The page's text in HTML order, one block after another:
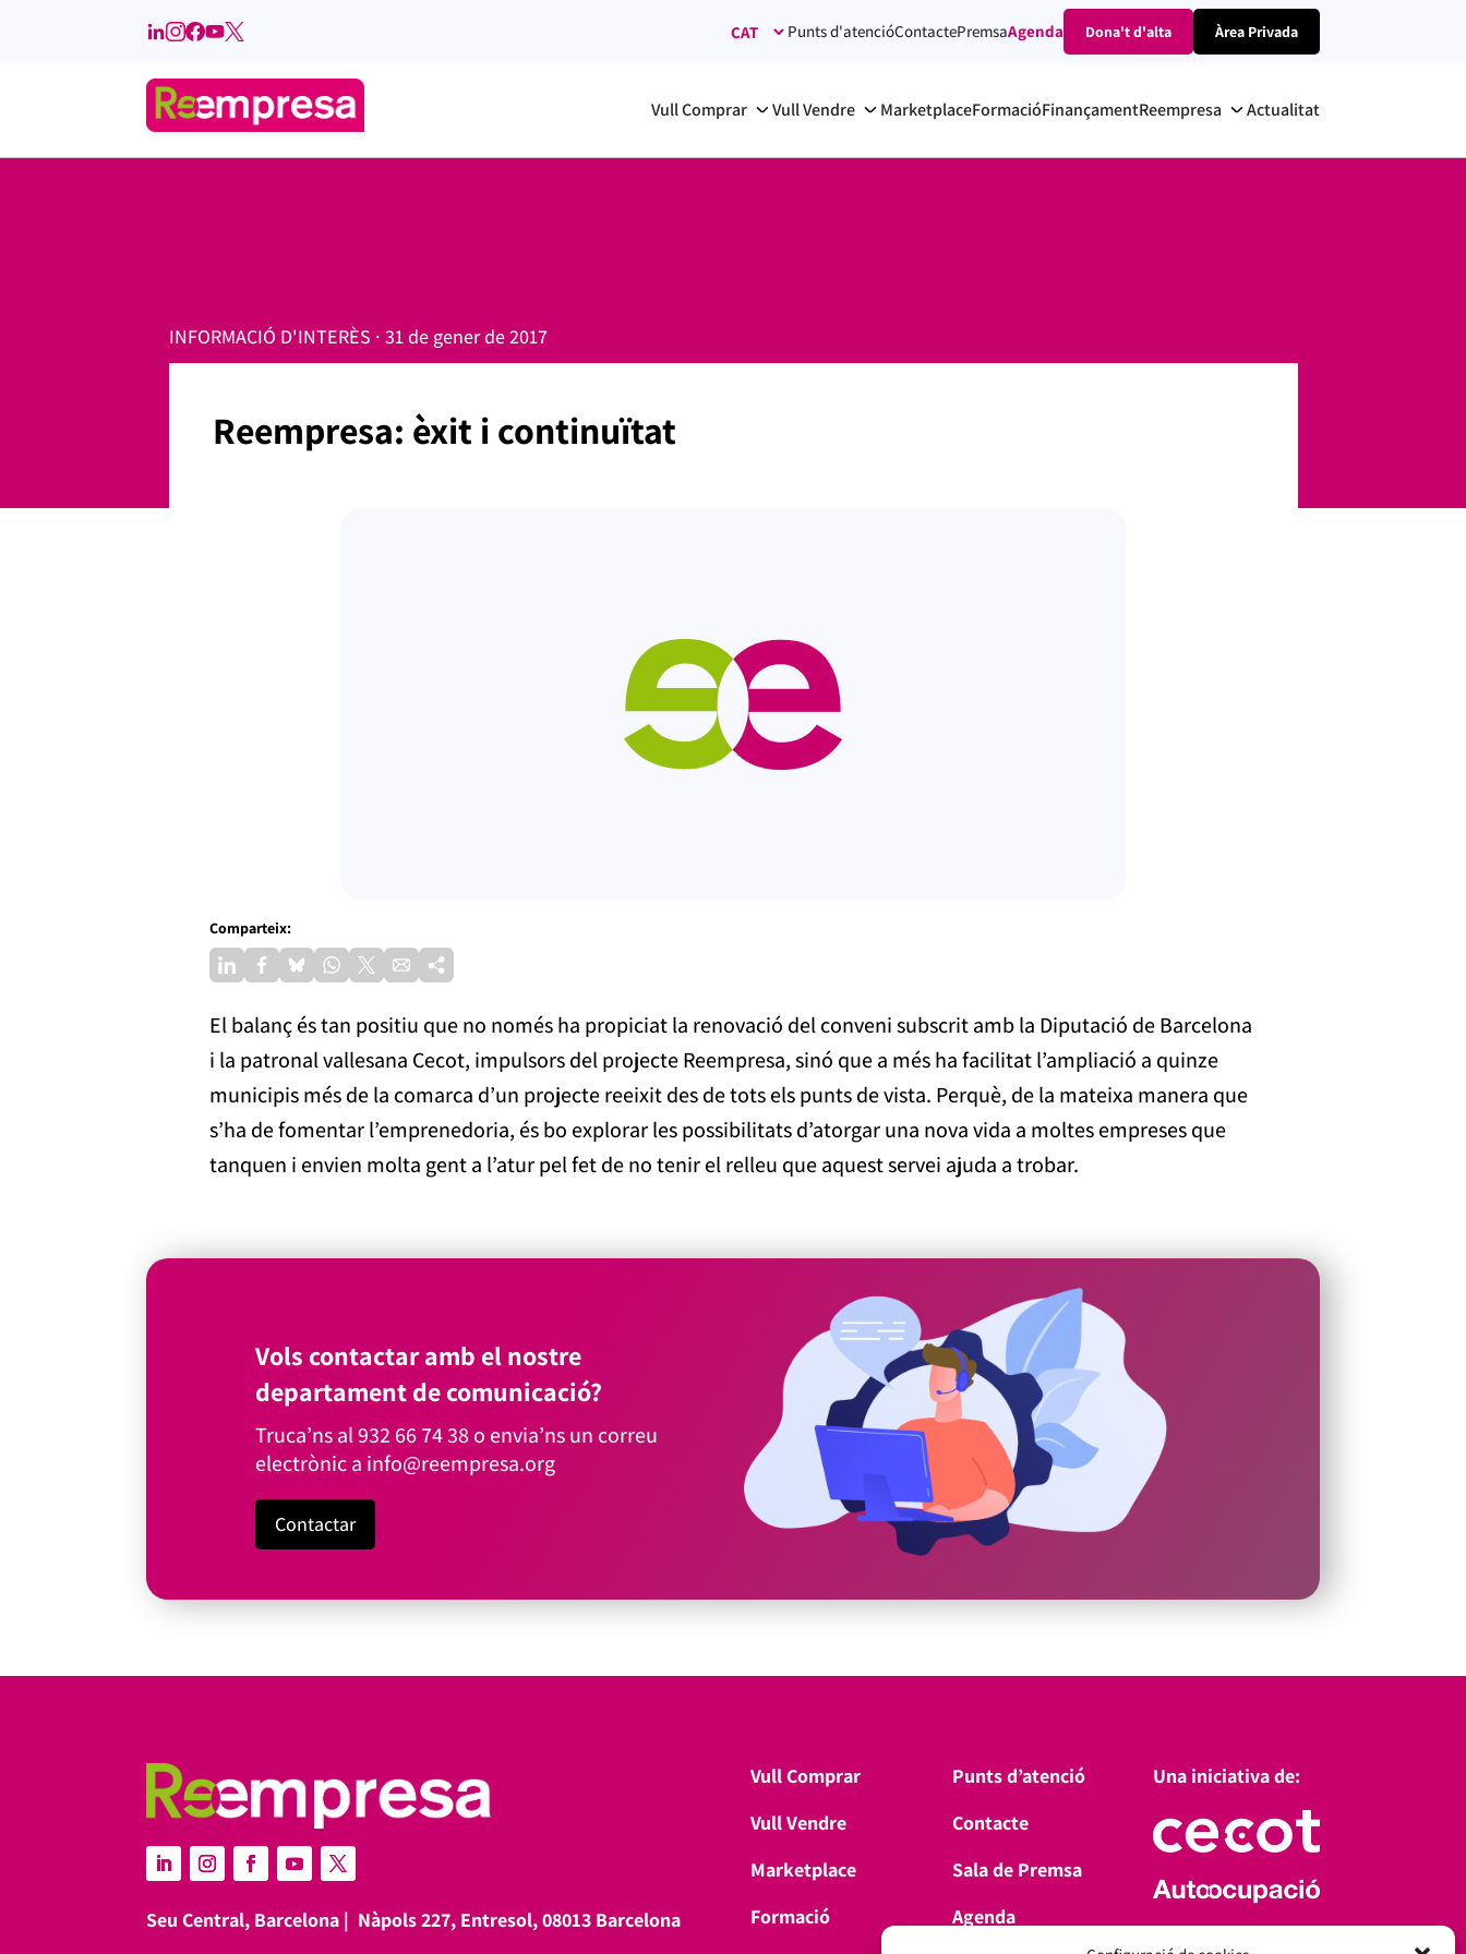
Punts d'atencióContactePremsaAgenda Dona't d'alta Àrea Privada
Vull Comprar Vull Vendre MarketplaceFormacióFinançamentReempresa Actualitat
INFORMACIÓ D'INTERÈS · 31 de gener de 2017
Reempresa: èxit i continuïtat
Comparteix:
El balanç és tan positiu que no només ha propiciat la renovació del conveni subscrit amb la Diputació de Barcelona
i la patronal vallesana Cecot, impulsors del projecte Reempresa, sinó que a més ha facilitat l’ampliació a quinze
municipis més de la comarca d’un projecte reeixit des de tots els punts de vista. Perquè, de la mateixa manera que
s’ha de fomentar l’emprenedoria, és bo explorar les possibilitats d’atorgar una nova vida a moltes empreses que
tanquen i envien molta gent a l’atur pel fet de no tenir el relleu que aquest servei ajuda a trobar.
Vols contactar amb el nostre
departament de comunicació?
Truca’ns al932 66 74 38o envia’ns un correu
electrònic a info@reempresa.org
Contactar
Seu Central, Barcelona | Nàpols 227, Entresol, 08013 Barcelona
Vull Comprar
Vull Vendre
Marketplace
Formació
Punts d’atenció
Contacte
Sala de Premsa
Agenda
Una iniciativa de:
Amb el suport de: